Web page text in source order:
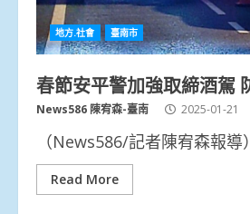
地方.社會 臺南市
春節安平警加強取締酒駕
News586 陳宥森-臺南 2025-01-21
（News586/記者陳宥森報導
Read More